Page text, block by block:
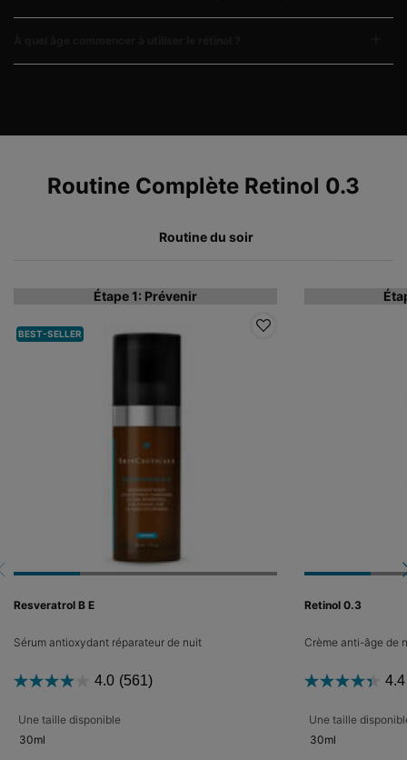
Routine Complète Retinol 0.3
Routine du soir
Étape 1: Prévenir
BEST-SELLER
Resveratrol B E
Sérum antioxydant réparateur de nuit
4.0 (561)
Une taille disponible
30ml
Retinol 0.3
Crème anti-âge de
4.4
Une taille
30ml